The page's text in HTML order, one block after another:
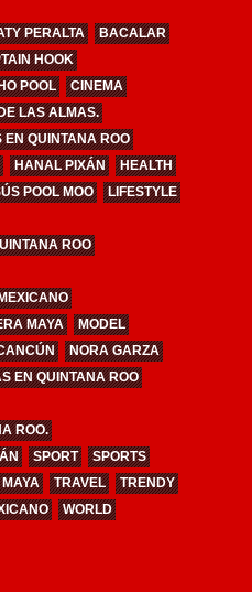
PERALTA
BACALAR
HOOK
POOL
CINEMA
LAS ALMAS.
EN QUINTANA ROO
HANAL PIXÁN
HEALTH
POOL MOO
LIFESTYLE
ROO
MAYA
MODEL
NORA GARZA
EN QUINTANA ROO
ROO.
SPORT
SPORTS
TRAVEL
TRENDY
WORLD